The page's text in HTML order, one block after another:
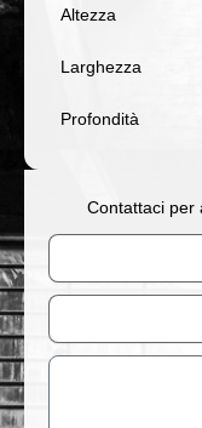
Altezza
Larghezza
Profondità
Contattaci per
Nome
Email
Messaggio